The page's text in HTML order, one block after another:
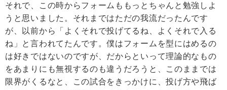
それで、この時からフォームももっとちゃんと勉強しよ
うと思いました。それまではただの我流だったんです
が、以前から「よくそれで投げてるね、よくそれで入る
ね」と言われてたんです。僕はフォームを型にはめるの
は好きではないのですが、だからといって理論的なもの
をあまりにも無視するのも違うだろうと、このままでは
限界がくるなと、この試合をきっかけに、投げ方や飛ば